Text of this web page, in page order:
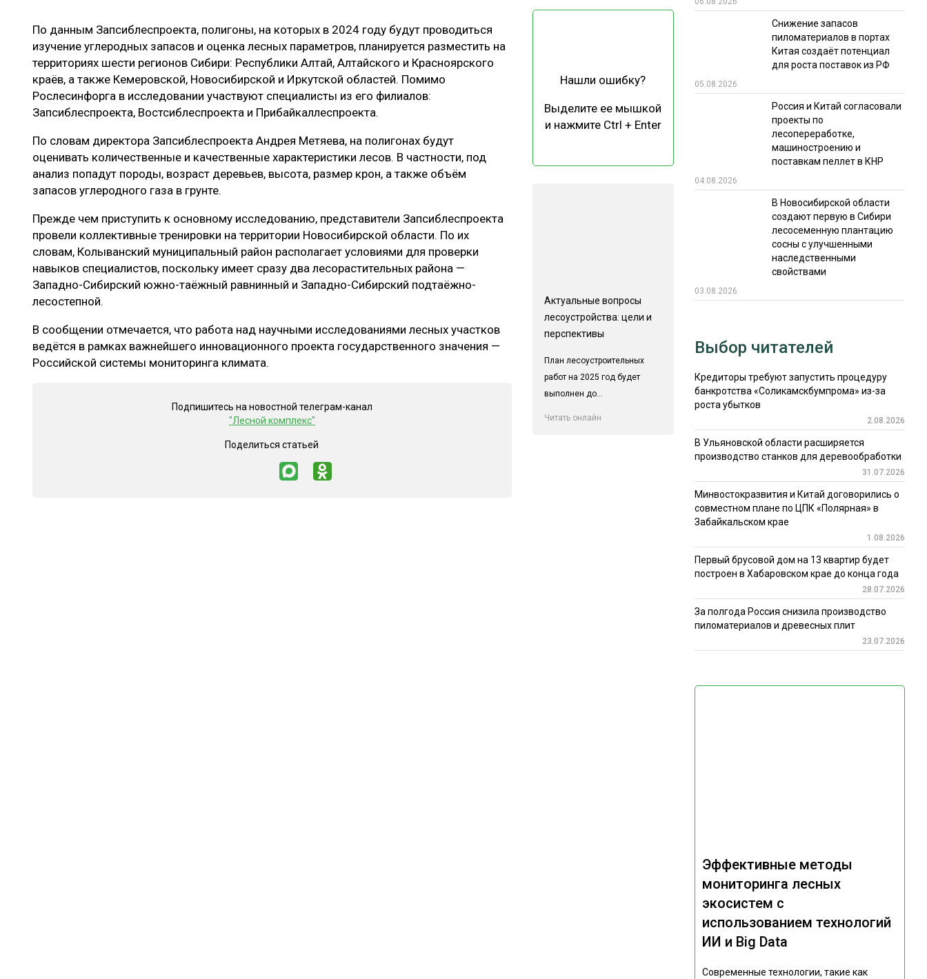
ЛОГИСТИКА
ПРОИЗВОДСТВО ДРЕВЕСНЫХ ПЛИТ
ЦБП
МЕБЕЛЬНОЕ ПРОИЗВОДСТВО ТЕХНОЛОГИИ
ЭКСПЕРТНОЕ МНЕНИЕ
КАЛЕНДАРЬ ВЫСТАВОК ИТОГИ МЕРОПРИЯТИЙ
По данным Запсиблеспроекта, полигоны, на которых в 2024 году будут проводиться
изучение углеродных запасов и оценка лесных параметров, планируется разместить на
территориях шести регионов Сибири: Республики Алтай, Алтайского и Красноярского
краёв, а также Кемеровской, Новосибирской и Иркутской областей. Помимо
Рослесинфорга в исследовании участвуют специалисты из его филиалов:
Запсиблеспроекта, Востсиблеспроекта и Прибайкаллеспроекта.
По словам директора Запсиблеспроекта Андрея Метяева, на полигонах будут
оценивать количественные и качественные характеристики лесов. В частности, под
анализ попадут породы, возраст деревьев, высота, размер крон, а также объём
запасов углеродного газа в грунте.
Прежде чем приступить к основному исследованию, представители Запсиблеспроекта
провели коллективные тренировки на территории Новосибирской области. По их
словам, Колыванский муниципальный район располагает условиями для проверки
навыков специалистов, поскольку имеет сразу два лесорастительных района —
Западно-Сибирский южно-таёжный равнинный и Западно-Сибирский подтаёжно-
лесостепной.
В сообщении отмечается, что работа над научными исследованиями лесных участков
ведётся в рамках важнейшего инновационного проекта государственного значения —
Российской системы мониторинга климата.
Подпишитесь на новостной телеграм-канал
"Лесной комплекс"
Поделиться статьей
Нашли ошибку?
Выделите ее мышкой
и нажмите Ctrl + Enter
Актуальные вопросы
лесоустройства: цели и
перспективы
План лесоустроительных
работ на 2025 год будет
выполнен до...
Читать онлайн
Снижение запасов
пиломатериалов в портах
Китая создаёт потенциал
для роста поставок из РФ
05.08.2026
Россия и Китай согласовали
проекты по
лесопереработке,
машиностроению и
поставкам пеллет в КНР
04.08.2026
В Новосибирской области
создают первую в Сибири
лесосеменную плантацию
сосны с улучшенными
наследственными
свойствами
03.08.2026
Эффективные методы
мониторинга лесных
экосистем с
использованием технологий
ИИ и Big Data
Современные технологии, такие как
Выбор читателей
Кредиторы требуют запустить процедуру
банкротства «Соликамскбумпрома» из-за
роста убытков
2.08.2026
В Ульяновской области расширяется
производство станков для деревообработки
31.07.2026
Минвостокразвития и Китай договорились о
совместном плане по ЦПК «Полярная» в
Забайкальском крае
1.08.2026
Первый брусовой дом на 13 квартир будет
построен в Хабаровском крае до конца года
28.07.2026
За полгода Россия снизила производство
пиломатериалов и древесных плит
23.07.2026